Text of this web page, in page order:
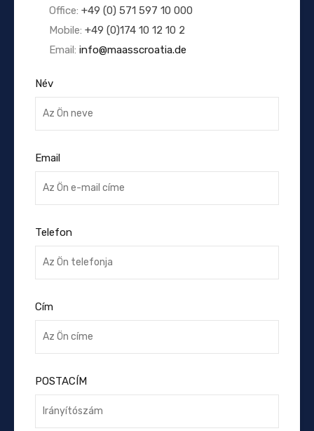
Office: +49 (0) 571 597 10 000
Mobile: +49 (0)174 10 12 10 2
Email: info@maasscroatia.de
Név
Email
Telefon
Cím
POSTACÍM